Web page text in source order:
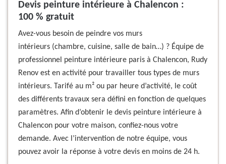
Devis peinture intérieure à Chalencon :
100 % gratuit
Avez-vous besoin de peindre vos murs
intérieurs (chambre, cuisine, salle de bain…) ? Équipe de
professionnel peinture intérieure paris à Chalencon, Rudy
Renov est en activité pour travailler tous types de murs
intérieurs. Tarifé au m² ou par heure d’activité, le coût
des différents travaux sera défini en fonction de quelques
paramètres. Afin d’obtenir le devis peinture intérieure à
Chalencon pour votre maison, confiez-nous votre
demande. Avec l’intervention de notre équipe, vous
pouvez avoir la réponse à votre devis en moins de 24 h.